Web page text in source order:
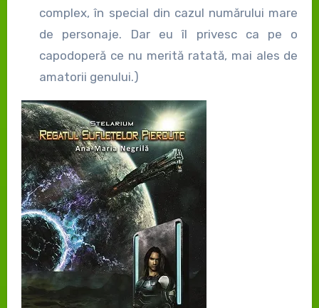
complex, în special din cazul numărului mare
de personaje. Dar eu îl privesc ca pe o
capodoperă ce nu merită ratată, mai ales de
amatorii genului.)